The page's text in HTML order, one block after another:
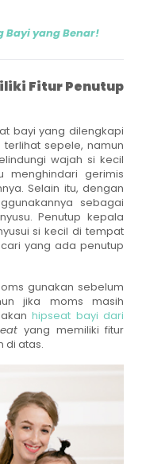
Bayi yang Benar!
Fitur Penutup
bayi yang dilengkapi
sepele, namun
wajah si kecil
menghindari gerimis
Selain itu, dengan
sebagai
Penutup kepala
si kecil di tempat
yang ada penutup
gunakan sebelum
jika moms masih
hipseat bayi dari
yang memiliki fitur
di atas.